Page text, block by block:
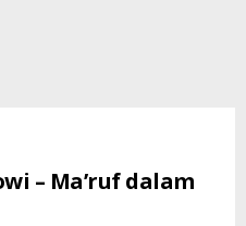
– Ma’ruf dalam